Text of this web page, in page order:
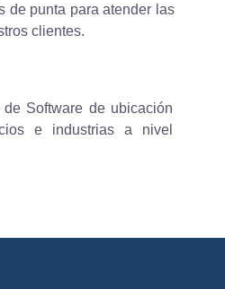
de punta para atender las
clientes.
Software de ubicación
e industrias a nivel